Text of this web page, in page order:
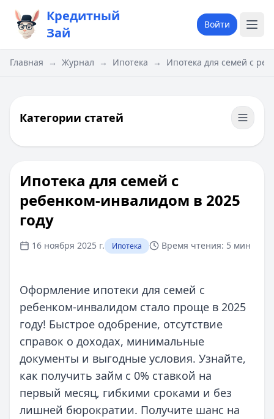
Кредитный
Зай
Войти
Главная → Журнал → Ипотека → Ипотека для семей с
Категории статей
Ипотека для семей с
ребенком-инвалидом в 2025
году
16 ноября 2025 г. Ипотека Время чтения: 5 мин
Оформление ипотеки для семей с
ребенком-инвалидом стало проще в 2025
году! Быстрое одобрение, отсутствие
справок о доходах, минимальные
документы и выгодные условия. Узнайте,
как получить займ с 0% ставкой на
первый месяц, гибкими сроками и без
лишней бюрократии. Получите шанс на